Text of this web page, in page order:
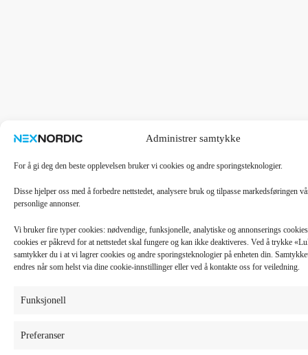
Administrer samtykke
For å gi deg den beste opplevelsen bruker vi cookies og andre sporingsteknologier.
Disse hjelper oss med å forbedre nettstedet, analysere bruk og tilpasse markedsføringen
personlige annonser.
Vi bruker fire typer cookies: nødvendige, funksjonelle, analytiske og annonserings
cookies er påkrevd for at nettstedet skal fungere og kan ikke deaktiveres. Ved å trykke
samtykker du i at vi lagrer cookies og andre sporingsteknologier på enheten din.
endres når som helst via dine cookie-innstillinger eller ved å kontakte oss for veiledning.
Funksjonell
Preferanser